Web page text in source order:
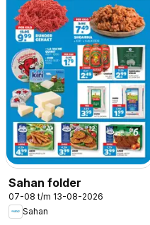
Sahan folder
07-08 t/m 13-08-2026
Sahan